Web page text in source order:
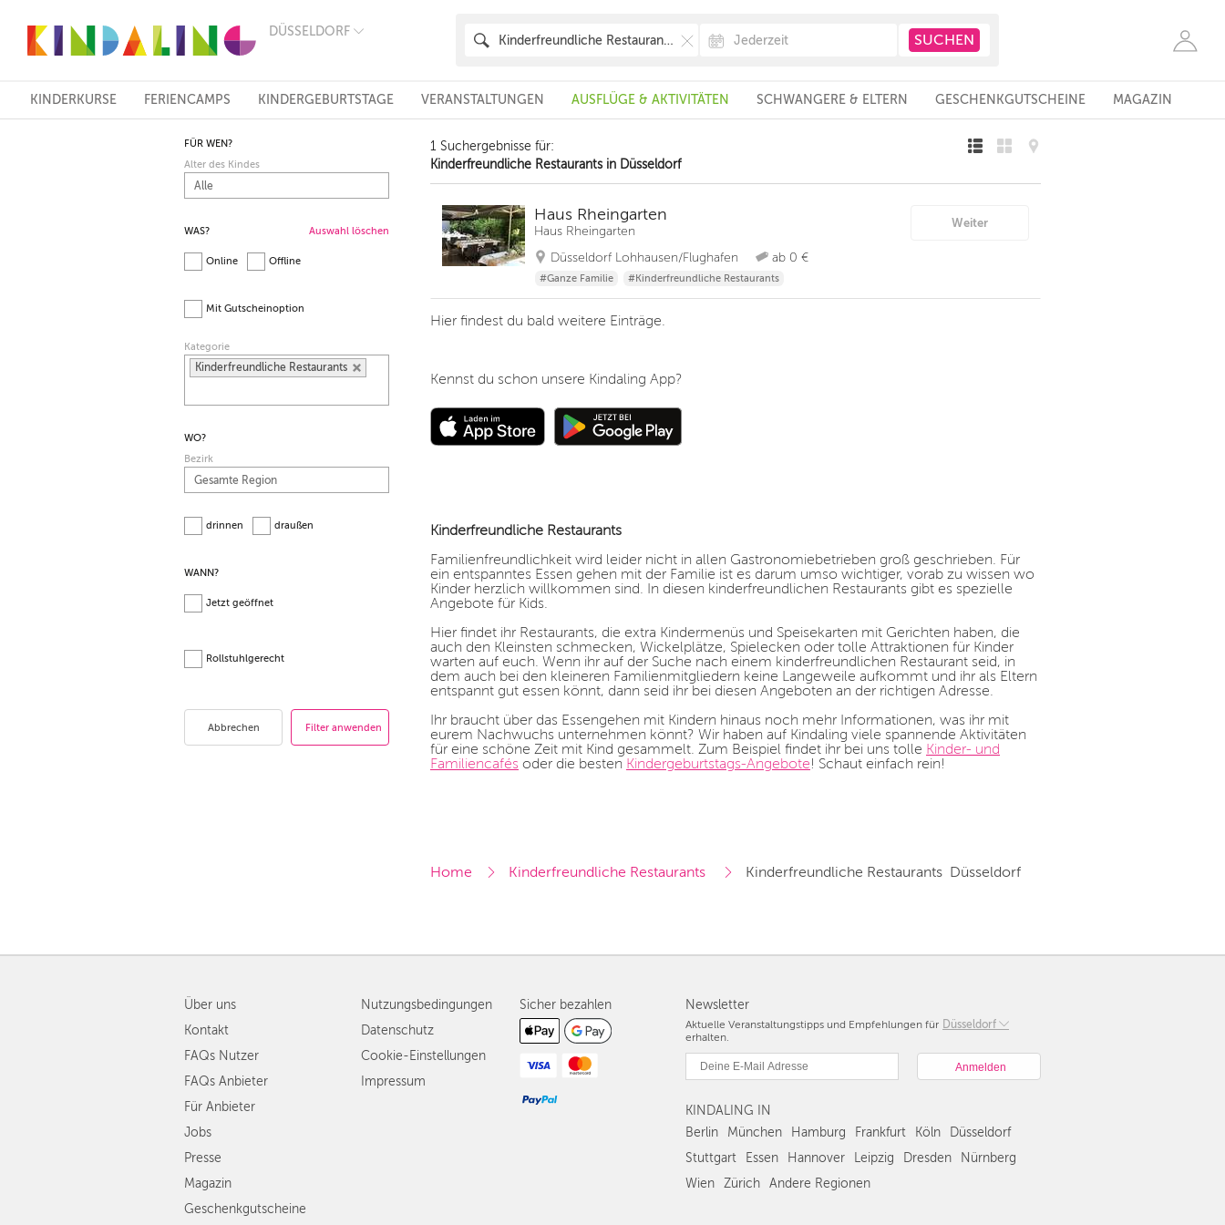
DÜSSELDORF
FRANKFURT
KÖLN
ESSEN
DRESDEN
WIEN
REGIONEN
KINDERKURSE FERIENCAMPS KINDERGEBURTSTAGE VERANSTALTUNGEN AUSFLÜGE & AKTIVITÄTEN SCHWANGERE & ELTERN GESCHENKGUTSCHEINE MAGAZIN
FÜR WEN?
Alter des Kindes
WAS? Auswahl löschen
Online Offline
Mit Gutscheinoption
Kategorie
Kinderfreundliche Restaurants
WO?
Bezirk
drinnen draußen
WANN?
Jetzt geöffnet
Rollstuhlgerecht
Abbrechen
1 Suchergebnisse für:
Kinderfreundliche Restaurants in Düsseldorf
Haus Rheingarten
Haus Rheingarten
Düsseldorf Lohhausen/Flughafen
ab 0 €
#Ganze Familie #Kinderfreundliche Restaurants
Weiter
Hier findest du bald weitere Einträge.
Kennst du schon unsere Kindaling App?
Kinderfreundliche Restaurants
Familienfreundlichkeit wird leider nicht in allen Gastronomiebetrieben groß geschrieben. Für
ein entspanntes Essen gehen mit der Familie ist es darum umso wichtiger, vorab zu wissen wo
Kinder herzlich willkommen sind. In diesen kinderfreundlichen Restaurants gibt es spezielle
Angebote für Kids.
Hier findet ihr Restaurants, die extra Kindermenüs und Speisekarten mit Gerichten haben, die
auch den Kleinsten schmecken, Wickelplätze, Spielecken oder tolle Attraktionen für Kinder
warten auf euch. Wenn ihr auf der Suche nach einem kinderfreundlichen Restaurant seid, in
dem auch bei den kleineren Familienmitgliedern keine Langeweile aufkommt und ihr als Eltern
entspannt gut essen könnt, dann seid ihr bei diesen Angeboten an der richtigen Adresse.
Ihr braucht über das Essengehen mit Kindern hinaus noch mehr Informationen, was ihr mit
eurem Nachwuchs unternehmen könnt? Wir haben auf Kindaling viele spannende Aktivitäten
für eine schöne Zeit mit Kind gesammelt. Zum Beispiel findet ihr bei uns tolle Kinder- und
Familiencafés oder die besten Kindergeburtstags-Angebote! Schaut einfach rein!
Home Kinderfreundliche Restaurants Kinderfreundliche Restaurants  Düsseldorf
Newsletter
Aktuelle Veranstaltungstipps und Empfehlungen für Düsseldorf
Berlin
Hamburg
Düsseldorf
Stuttgart
erhalten.
KINDALING IN
Berlin
München Hamburg Frankfurt Köln
Düsseldorf
Stuttgart
Essen Hannover Leipzig Dresden
Nürnberg
Wien
Zürich Andere Regionen
Über uns
Kontakt
FAQs Nutzer
FAQs Anbieter
Für Anbieter
Jobs
Presse
Magazin
Geschenkgutscheine
Nutzungsbedingungen
Datenschutz
Cookie-Einstellungen
Impressum
Sicher bezahlen